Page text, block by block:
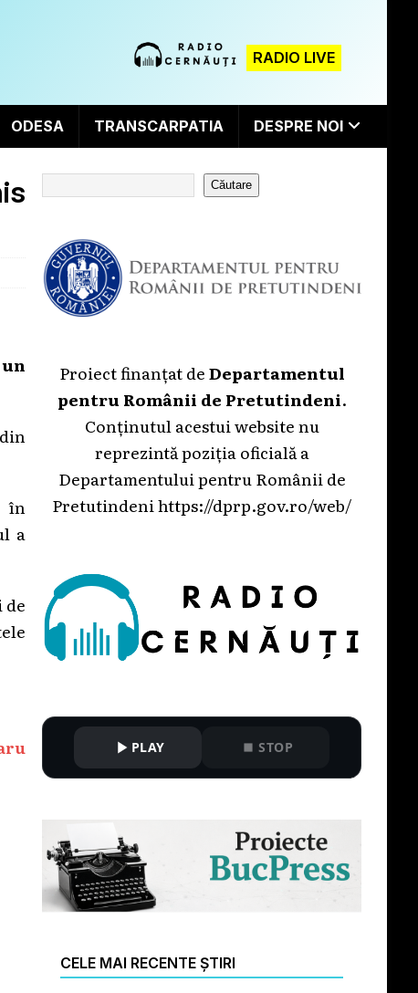
RADIO LIVE
ODESA TRANSCARPATIA DESPRE NOI
în
a
de
Căutare
Proiect finanțat deDepartamentul
pentru Românii de Pretutindeni.
Conținutul acestui website nu
reprezintă poziția oficială a
Departamentului pentru Românii de
Pretutindenihttps://dprp.gov.ro/web/
PLAY STOP
CELE MAI RECENTE ȘTIRI